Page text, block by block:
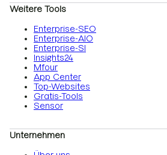
Weitere Tools
Enterprise-SEO
Enterprise-AIO
Enterprise-SI
Insights24
Mfour
App Center
Top-Websites
Gratis-Tools
Sensor
Unternehmen